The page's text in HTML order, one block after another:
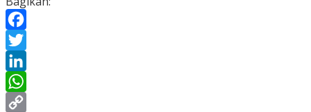
Facebook
Twitter
LinkedIn
WhatsApp